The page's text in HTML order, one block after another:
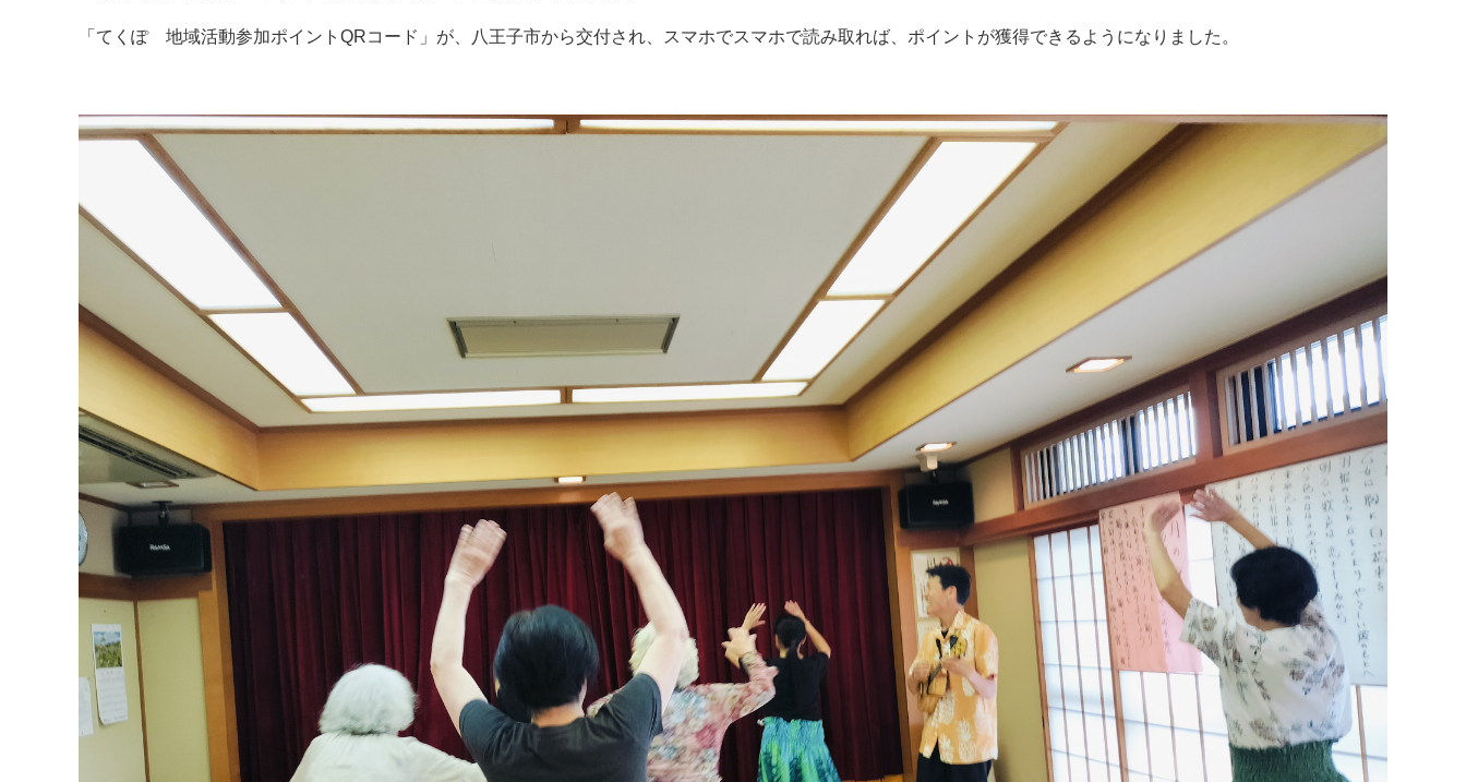
「てくぽ 地域活動参加ポイントQRコード」が、八王子市から交付され、スマホでスマホで読み取れば、ポイントが獲得できるようになりました。